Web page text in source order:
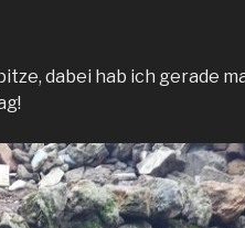
dabei hab ich gerade